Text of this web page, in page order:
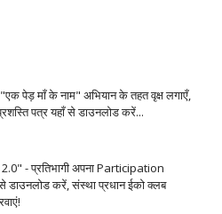
"एक पेड़ माँ के नाम" अभियान के तहत वृक्ष लगाएँ,
पत्र यहाँ से डाउनलोड करें...
- प्रतिभागी अपना Participation
डाउनलोड करें, संस्था प्रधान ईको क्लब